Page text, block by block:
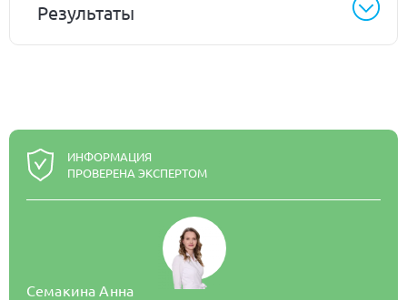
Результаты
ИНФОРМАЦИЯ
ПРОВЕРЕНА ЭКСПЕРТОМ
Семакина Анна